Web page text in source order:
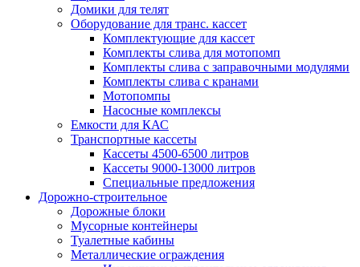
Домики для телят
Оборудование для транс. кассет
Комплектующие для кассет
Комплекты слива для мотопомп
Комплекты слива с заправочными модулями
Комплекты слива с кранами
Мотопомпы
Насосные комплексы
Емкости для КАС
Транспортные кассеты
Кассеты 4500-6500 литров
Кассеты 9000-13000 литров
Специальные предложения
Дорожно-строительное
Дорожные блоки
Мусорные контейнеры
Туалетные кабины
Металлические ограждения